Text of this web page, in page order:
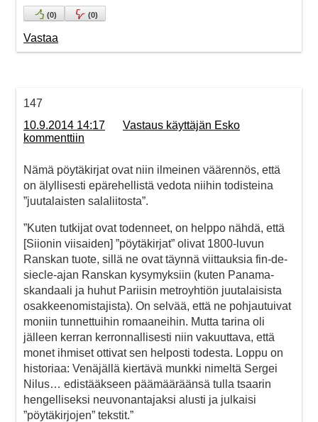
(0) (0)
Vastaa
147
10.9.2014 14:17
Vastaus käyttäjän Esko
kommenttiin
Nämä pöytäkirjat ovat niin ilmeinen väärennös, että
on älyllisesti epärehellistä vedota niihin todisteina
”juutalaisten salaliitosta”.
”Kuten tutkijat ovat todenneet, on helppo nähdä, että
[Siionin viisaiden] ”pöytäkirjat” olivat 1800-luvun
Ranskan tuote, sillä ne ovat täynnä viittauksia fin-de-
siecle-ajan Ranskan kysymyksiin (kuten Panama-
skandaali ja huhut Pariisin metroyhtiön juutalaisista
osakkeenomistajista). On selvää, että ne pohjautuivat
moniin tunnettuihin romaaneihin. Mutta tarina oli
jälleen kerran kerronnallisesti niin vakuuttava, että
monet ihmiset ottivat sen helposti todesta. Loppu on
historiaa: Venäjällä kiertävä munkki nimeltä Sergei
Nilus… edistääkseen päämääräänsä tulla tsaarin
hengelliseksi neuvonantajaksi alusti ja julkaisi
”pöytäkirjojen” tekstit.”